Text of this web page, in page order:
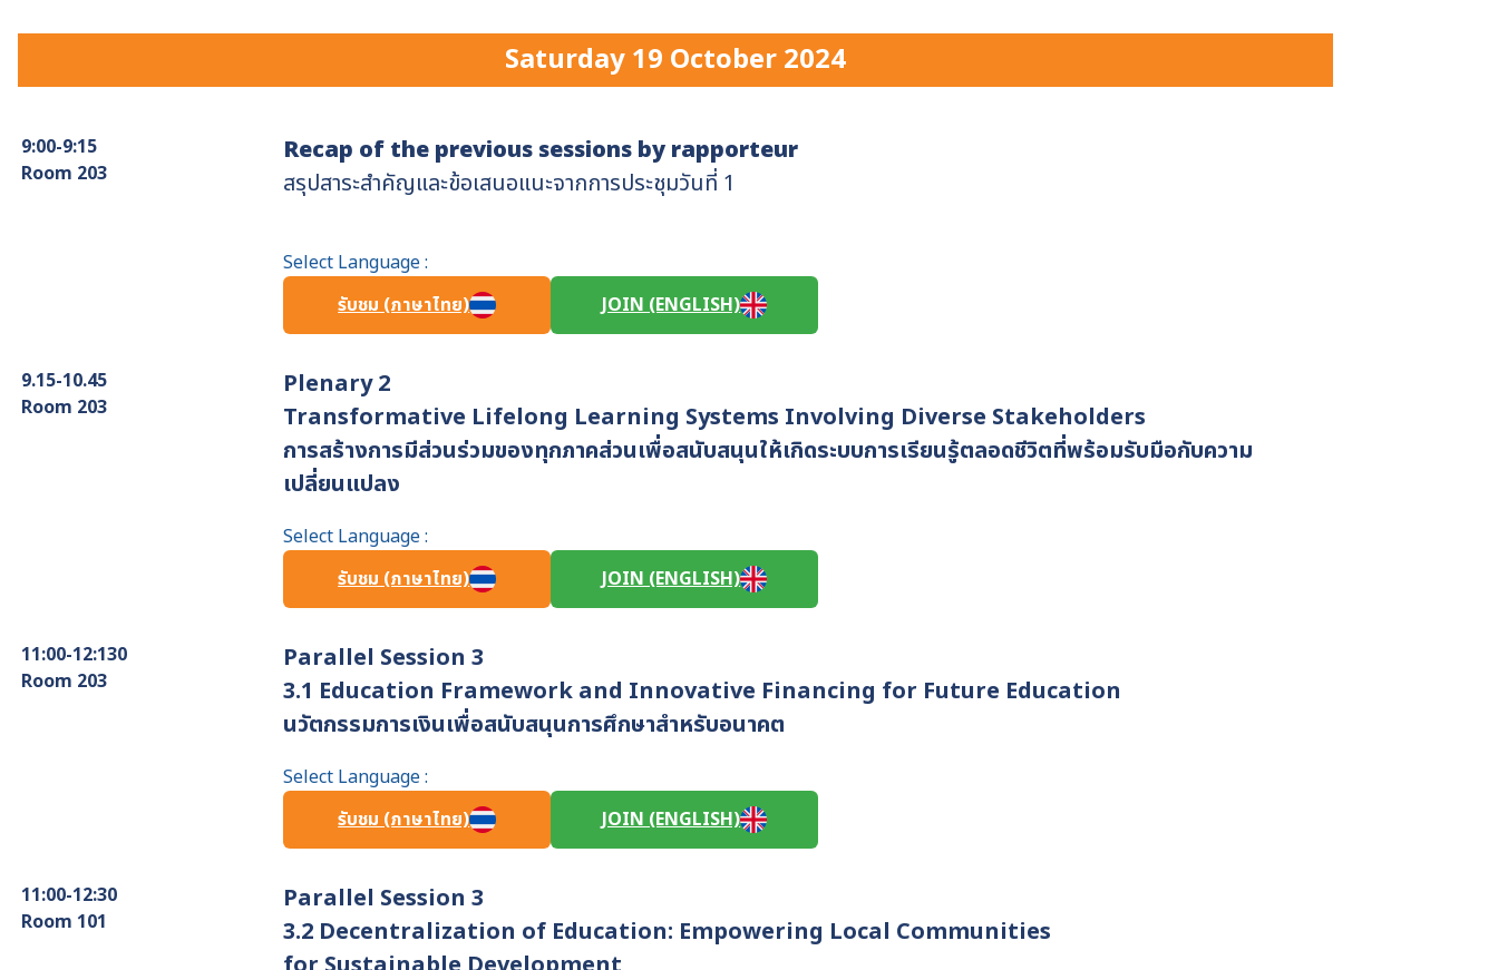
Saturday 19 October 2024
9:00-9:15
Room 203
Recap of the previous sessions by rapporteur
สรุปสาระสำคัญและข้อเสนอแนะจากการประชุมวันที่ 1
Select Language :
รับชม (ภาษาไทย)
JOIN (ENGLISH)
9.15-10.45
Room 203
Plenary 2
Transformative Lifelong Learning Systems Involving Diverse Stakeholders
การสร้างการมีส่วนร่วมของทุกภาคส่วนเพื่อสนับสนุนให้เกิดระบบการเรียนรู้ตลอดชีวิตที่พร้อมรับมือกับความ
เปลี่ยนแปลง
Select Language :
รับชม (ภาษาไทย)
JOIN (ENGLISH)
11:00-12:130
Room 203
Parallel Session 3
3.1 Education Framework and Innovative Financing for Future Education
นวัตกรรมการเงินเพื่อสนับสนุนการศึกษาสำหรับอนาคต
Select Language :
รับชม (ภาษาไทย)
JOIN (ENGLISH)
11:00-12:30
Room 101
Parallel Session 3
3.2 Decentralization of Education: Empowering Local Communities